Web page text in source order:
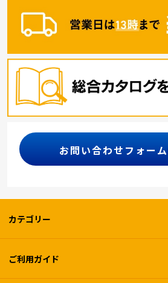
お問い合わせフォー
カテゴリー
ご利用ガイド